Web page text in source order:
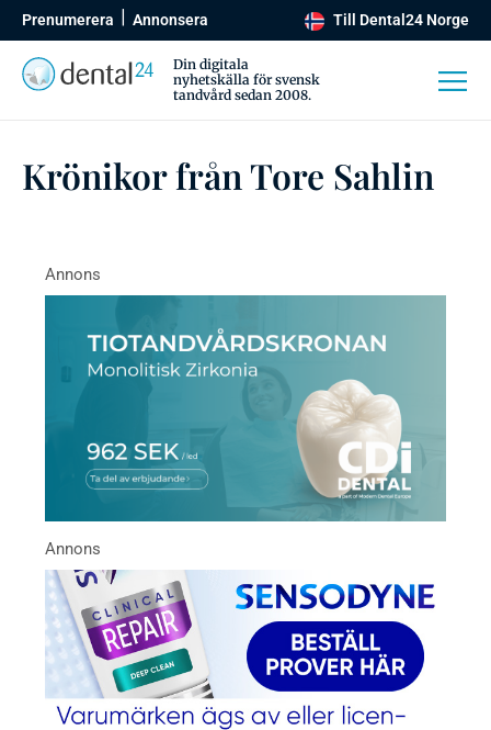
Prenumerera Annonsera Till Dental24 Norge
Din digitala
nyhetskälla för svensk
tandvård sedan 2008.
Krönikor från Tore Sahlin